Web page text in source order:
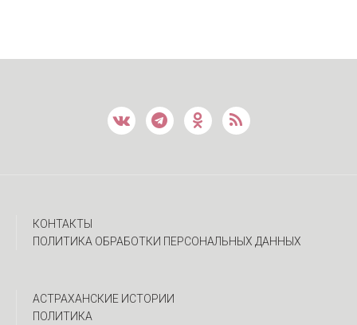
КОНТАКТЫ
ПОЛИТИКА ОБРАБОТКИ ПЕРСОНАЛЬНЫХ ДАННЫХ
АСТРАХАНСКИЕ ИСТОРИИ
ПОЛИТИКА